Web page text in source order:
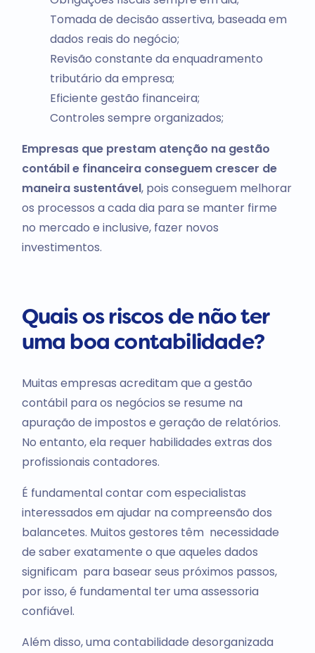
Tomada de decisão assertiva, baseada em
dados reais do negócio;
Revisão constante da enquadramento
tributário da empresa;
Eficiente gestão financeira;
Controles sempre organizados;
Empresas que prestam atenção na gestão
contábil e financeira conseguem crescer de
maneira sustentável, pois conseguem melhorar
os processos a cada dia para se manter firme
no mercado e inclusive, fazer novos
investimentos.
Quais os riscos de não ter
uma boa contabilidade?
Muitas empresas acreditam que a gestão
contábil para os negócios se resume na
apuração de impostos e geração de relatórios.
No entanto, ela requer habilidades extras dos
profissionais contadores.
É fundamental contar com especialistas
interessados em ajudar na compreensão dos
balancetes. Muitos gestores têm necessidade
de saber exatamente o que aqueles dados
significam para basear seus próximos passos,
por isso, é fundamental ter uma assessoria
confiável.
Além disso, uma contabilidade desorganizada